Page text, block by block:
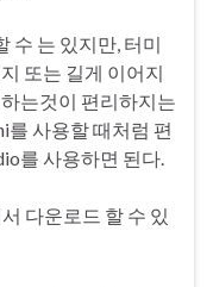
수 는 있지만, 터미
또는 길게 이어지
는것이 편리하지는
사용할 때처럼 편
를 사용하면 된다.
다운로드 할 수 있